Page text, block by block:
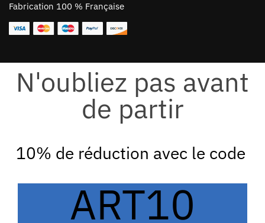
Fabrication 100 % Française
N'oubliez pas avant
de partir
10% de réduction avec le code
ART10